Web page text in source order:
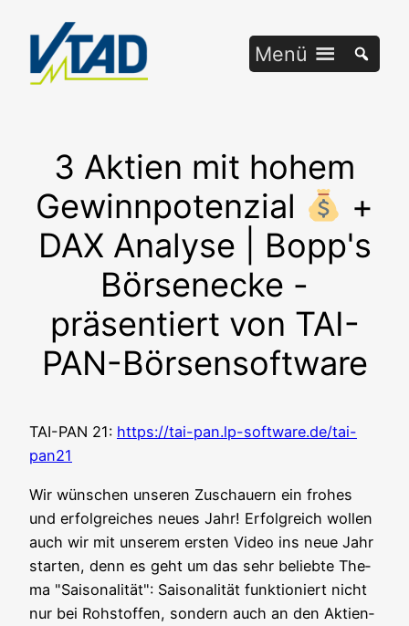
springen
Menü
3 Aktien mit hohem
Gewinnpotenzial
+
DAX Analyse | Bopp's
Börsenecke -
präsentiert von TAI-
PAN-Börsensoftware
TAI-PAN 21: https://tai-pan.lp-software.de/tai-
pan21
Wir wün­schen unse­ren Zuschau­ern ein fro­hes
und erfolg­rei­ches neu­es Jahr! Erfolg­reich wol­len
auch wir mit unse­rem ers­ten Video ins neue Jahr
star­ten, denn es geht um das sehr belieb­te The­
ma "Sai­so­na­li­tät": Sai­so­na­li­tät funk­tio­niert nicht
nur bei Roh­stof­fen, son­dern auch an den Akti­en­